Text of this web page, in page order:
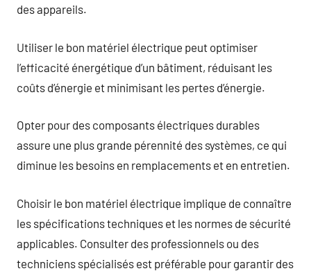
des appareils.
Utiliser le bon matériel électrique peut optimiser
l’efficacité énergétique d’un bâtiment, réduisant les
coûts d’énergie et minimisant les pertes d’énergie.
Opter pour des composants électriques durables
assure une plus grande pérennité des systèmes, ce qui
diminue les besoins en remplacements et en entretien.
Choisir le bon matériel électrique implique de connaître
les spécifications techniques et les normes de sécurité
applicables. Consulter des professionnels ou des
techniciens spécialisés est préférable pour garantir des